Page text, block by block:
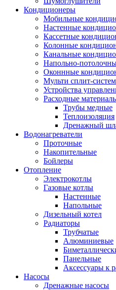
Кондиционеры
Мобильные
Настенные
Кассетные
Колонные
Канальные
Напольно-
Оконнные
Мульти сплит-
Устройства
Расходные
Трубы медные
Теплоизоляция
Дренажный
Водонагреватели
Проточные
Накопительные
Бойлеры
Отопление
Электрокотлы
Газовые котлы
Настенные
Напольные
Дизельный котел
Радиаторы
Трубчатые
Алюминиевые
Панельные
Аксессуары к
Насосы
Дренажные насосы